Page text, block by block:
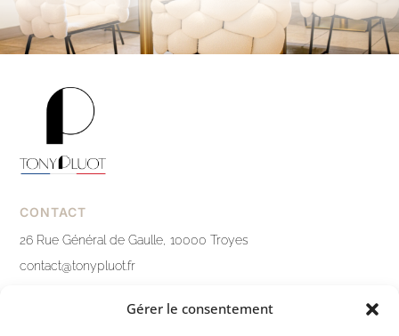
Gérer le consentement
CONTACT
26 Rue Général de Gaulle, 10000 Troyes
contact@tonypluot.fr